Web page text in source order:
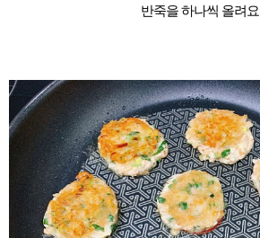
반죽을 하나씩 올려요